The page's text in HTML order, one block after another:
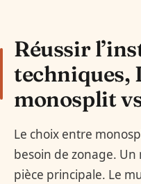
Réussir
techniques,
monosplit
Le choix entre
besoin de zonage.
pièce principale. Le